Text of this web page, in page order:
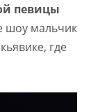
певицы
шоу мальчик
где